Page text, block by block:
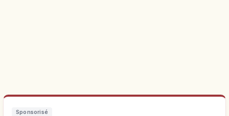
Sponsorisé